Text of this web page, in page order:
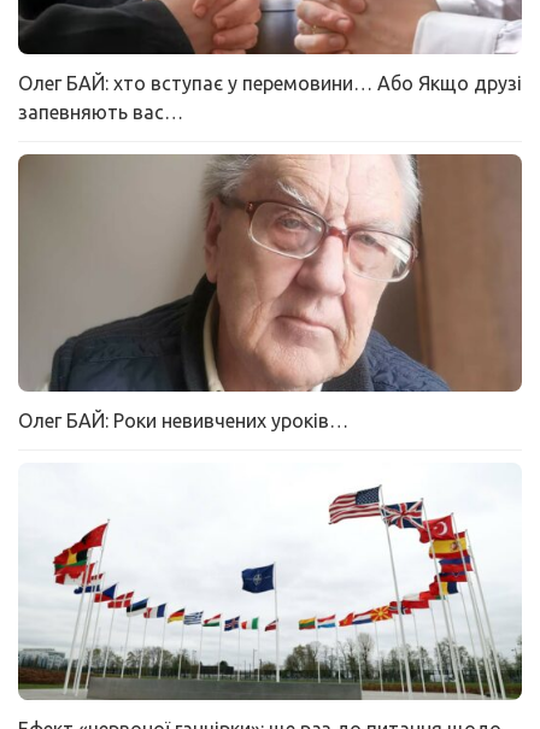
Олег БАЙ: хто вступає у перемовини… Або Якщо друзі
запевняють вас…
Олег БАЙ: Роки невивчених уроків…